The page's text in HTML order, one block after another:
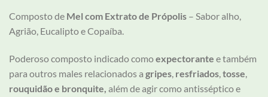
Composto de Mel com Extrato de Própolis – Sabor alho,
Agrião, Eucalipto e Copaíba.
Poderoso composto indicado comoexpectorante e também
para outros males relacionados a gripes, resfriados,tosse,
rouquidão e bronquite, além de agir como antisséptico e